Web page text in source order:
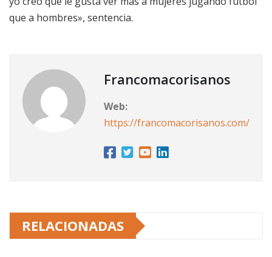
que a hombres», sentencia.
Francomacorisanos
Web:
https://francomacorisanos.com/
RELACIONADAS